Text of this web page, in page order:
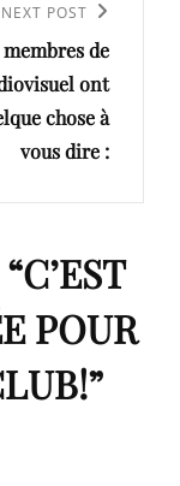
NEXT POST
membres de
ont
chose à
vous dire :
C’EST
POUR
”